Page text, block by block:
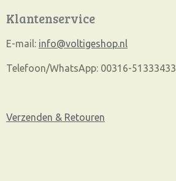
Klantenservice
E-mail: info@voltigeshop.nl
Telefoon/WhatsApp: 00316-51333433
Verzenden & Retouren